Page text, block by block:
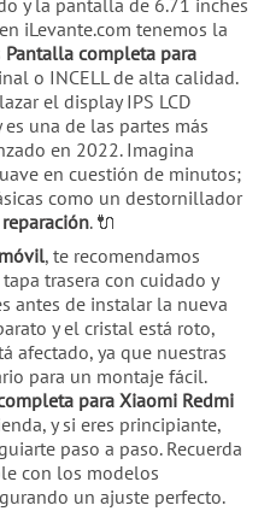
y la pantalla de 6.71 inches
iLevante.com tenemos la
Pantalla completa para
o INCELL de alta calidad.
el display IPS LCD
una de las partes más
en 2022. Imagina
en cuestión de minutos;
como un destornillador
reparación. 🔌
móvil, te recomendamos
trasera con cuidado y
antes de instalar la nueva
y el cristal está roto,
afectado, ya que nuestras
para un montaje fácil.
para Xiaomi Redmi
y si eres principiante,
paso a paso. Recuerda
con los modelos
un ajuste perfecto.